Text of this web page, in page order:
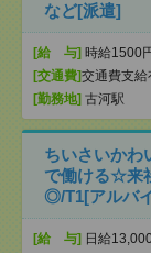
など[派遣]
[給 与] 時給1500
[交通費]交通費支給
[勤務地] 古河駅
ちいさいかわ
で働ける☆来
◎/T1[アルバ
[給 与] 日給